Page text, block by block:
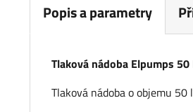
Popis a parametry
Tlaková nádoba Elpumps 50
Tlaková nádoba o objemu